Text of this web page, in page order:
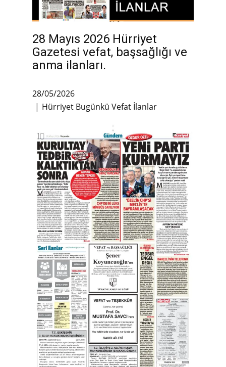
28 Mayıs 2026 Hürriyet
Gazetesi vefat, başsağlığı ve
anma ilanları.
28/05/2026
Hürriyet Bugünkü Vefat İlanlar